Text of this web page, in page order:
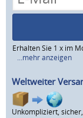
Erhalten Sie 1 x im
...mehr anzeigen
Weltweiter
Unkompliziert,